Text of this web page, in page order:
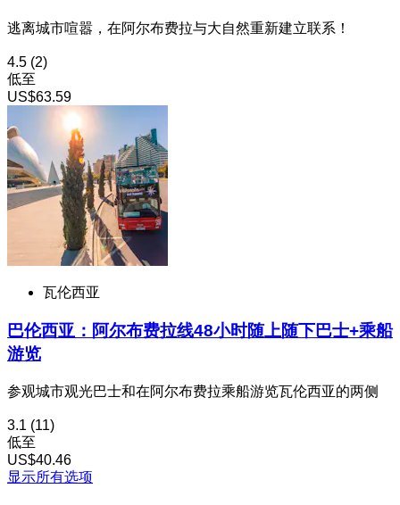
逃离城市喧嚣，在阿尔布费拉与大自然重新建立联系！
4.5 (2)
低至
US$63.59
瓦伦西亚
巴伦西亚：阿尔布费拉线48小时随上随下巴士+乘船
游览
参观城市观光巴士和在阿尔布费拉乘船游览瓦伦西亚的两侧
3.1 (11)
低至
US$40.46
显示所有选项